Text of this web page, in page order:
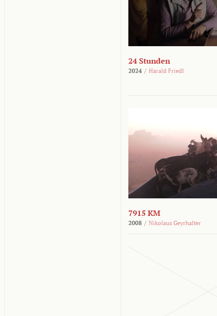
24 Stunden
2024 / Harald Friedl
7915 KM
2008 / Nikolaus Geyrhalter